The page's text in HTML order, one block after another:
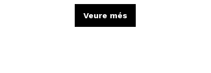
Veure més